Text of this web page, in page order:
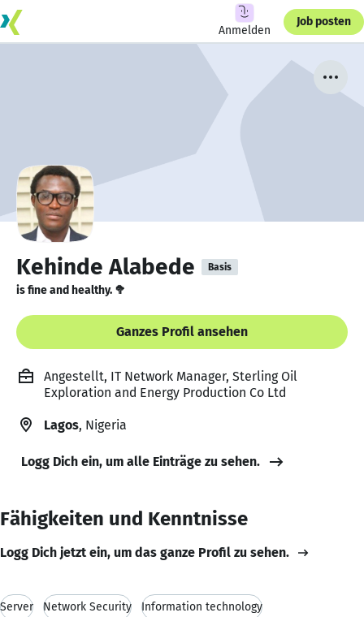
Anmelden
Job posten
Kehinde Alabede Basis
is fine and healthy. 🥦
Ganzes Profil ansehen
Angestellt, IT Network Manager, Sterling Oil
Exploration and Energy Production Co Ltd
Lagos, Nigeria
Logg Dich ein, um alle Einträge zu sehen.
Fähigkeiten und Kenntnisse
Logg Dich jetzt ein, um das ganze Profil zu sehen.
Server Network Security Information technology